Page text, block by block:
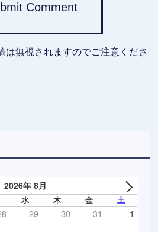
Comment
は無視されますのでご注意くださ
2026年 8月
水 木 金 土
29 30 31 1